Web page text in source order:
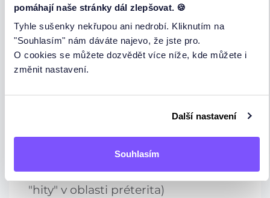
pomáhají naše stránky dál zlepšovat. 🍪
Tyhle sušenky nekřupou ani nedrobí. Kliknutím na
"Souhlasím" nám dáváte najevo, že jste pro.
O cookies se můžete dozvědět více níže, kde můžete i
změnit nastavení.
Další nastavení
Souhlasím
U nepravidelných sloves není mnoho
pomoci. Kdo je chce ovládat, musí se je
naučit. Naši tabulku s nepravidelnými
slovesy najdete zde:nepravidelná slovesa
Problematika préterita a nepravidelných
sloves by se dala rozdělit na tyto kapitoly:
pomocná slovesa (ty obsahují největší
"hity" v oblasti préterita)